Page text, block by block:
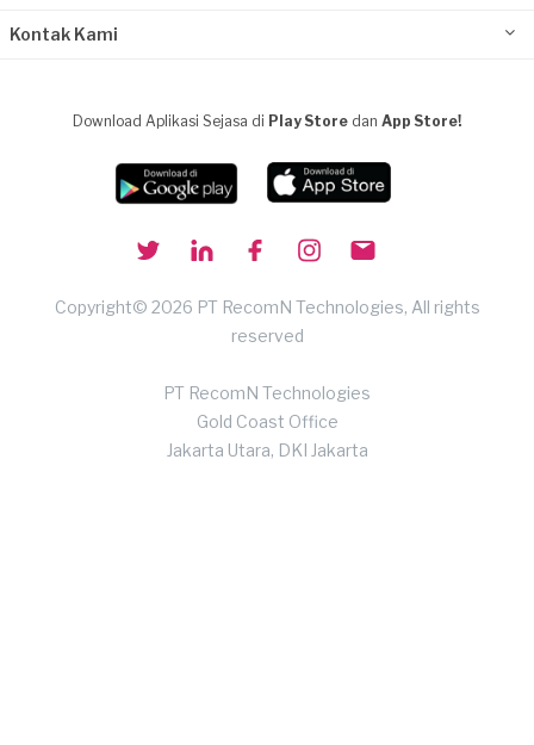
Kontak Kami
Download Aplikasi Sejasa di Play Store dan App Store!
Copyright© 2026 PT RecomN Technologies, All rights
reserved
PT RecomN Technologies
Gold Coast Office
Jakarta Utara, DKI Jakarta